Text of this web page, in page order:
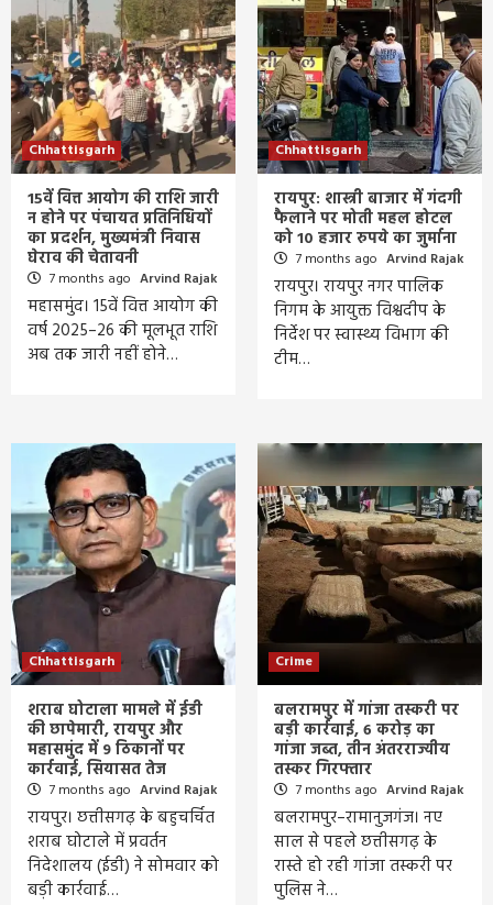
Chhattisgarh
15वें वित्त आयोग की राशि जारी
न होने पर पंचायत प्रतिनिधियों
का प्रदर्शन, मुख्यमंत्री निवास
घेराव की चेतावनी
7 months ago Arvind Rajak
महासमुंद। 15वें वित्त आयोग की
वर्ष 2025–26 की मूलभूत राशि
अब तक जारी नहीं होने…
Chhattisgarh
रायपुर: शास्त्री बाजार में गंदगी
फैलाने पर मोती महल होटल
को 10 हजार रुपये का जुर्माना
7 months ago Arvind Rajak
रायपुर। रायपुर नगर पालिक
निगम के आयुक्त विश्वदीप के
निर्देश पर स्वास्थ्य विभाग की
टीम…
Chhattisgarh
शराब घोटाला मामले में ईडी
की छापेमारी, रायपुर और
महासमुंद में 9 ठिकानों पर
कार्रवाई, सियासत तेज
7 months ago Arvind Rajak
रायपुर। छत्तीसगढ़ के बहुचर्चित
शराब घोटाले में प्रवर्तन
निदेशालय (ईडी) ने सोमवार को
बड़ी कार्रवाई…
Crime
बलरामपुर में गांजा तस्करी पर
बड़ी कार्रवाई, 6 करोड़ का
गांजा जब्त, तीन अंतरराज्यीय
तस्कर गिरफ्तार
7 months ago Arvind Rajak
बलरामपुर–रामानुजगंज। नए
साल से पहले छत्तीसगढ़ के
रास्ते हो रही गांजा तस्करी पर
पुलिस ने…